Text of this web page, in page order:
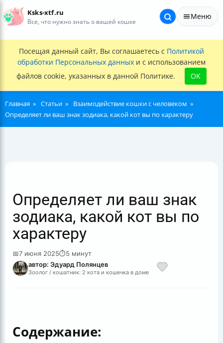
Ksks-xtf.ru
Все, что нужно знать о вашей кошке
Меню
Посещая данный сайт, Вы соглашаетесь с Политикой
обработки Персональных данных и с использованием
файлов cookie, указанных в данной Политике.
OK
Главная Статьи
Взаимодействие кошки с человеком
Определяет ли ваш знак зодиака, какой кот вы по характеру
Определяет ли ваш знак
зодиака, какой кот вы по
характеру
📅7 июня 2025⏱5 минут
автор: Эдуард Полянцев
Зоолог / кошатник: 2 кота и кошечка в доме
Содержание: